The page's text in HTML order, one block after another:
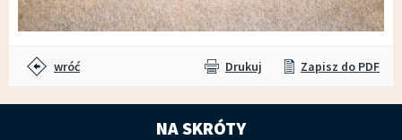
wróć Drukuj Zapisz do PDF
NA SKRÓTY